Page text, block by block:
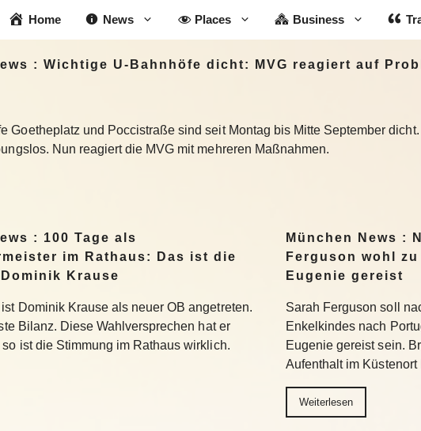
Home News Places Business
: Wichtige U-Bahnhöfe dicht: MVG reagiert auf
Goetheplatz und Poccistraße sind seit Montag bis Mitte September
Nun reagiert die MVG mit mehreren Maßnahmen.
: 100 Tage als
im Rathaus: Das ist die
Krause
Dominik Krause als neuer OB angetreten.
Bilanz. Diese Wahlversprechen hat er
ist die Stimmung im Rathaus wirklich.
München News :
Ferguson wohl
Eugenie gereist
Sarah Ferguson soll
Enkelkindes nach
Eugenie gereist sein.
Aufenthalt im
Weiterlesen